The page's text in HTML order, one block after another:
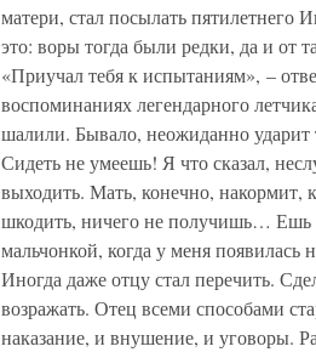
матери, стал посылать пятилетнего
это: воры тогда были редки, да и от
«Приучал тебя к испытаниям», –
воспоминаниях легендарного
шалили. Бывало, неожиданно ударит
Сидеть не умеешь! Я что сказал,
выходить. Мать, конечно, накормит,
шкодить, ничего не получишь… Ешь
мальчонкой, когда у меня появилась
Иногда даже отцу стал перечить.
возражать. Отец всеми способами
наказание, и внушение, и уговоры.